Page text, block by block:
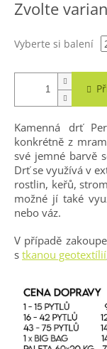
Zvolte
Vyberte si balení
Kamenná drť
konkrétně z
své jemné barvě
Drť se využívá v
rostlin, keřů,
možné jí také
nebo váz.
V případě
s tkanou geotextílií